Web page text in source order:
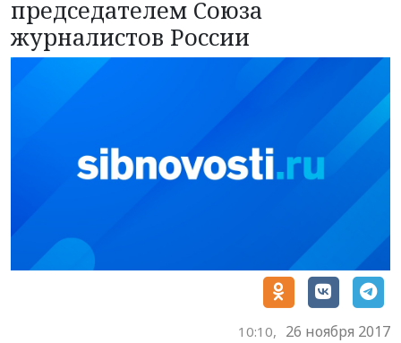
председателем Союза
журналистов России
10:10, 26 ноября 2017